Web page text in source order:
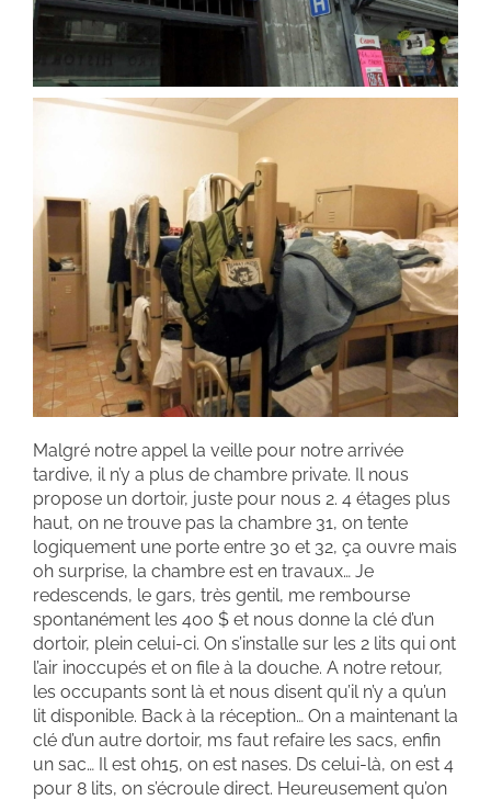
Malgré notre appel la veille pour notre arrivée
tardive, il n’y a plus de chambre private. Il nous
propose un dortoir, juste pour nous 2. 4 étages plus
haut, on ne trouve pas la chambre 31, on tente
logiquement une porte entre 30 et 32, ça ouvre mais
oh surprise, la chambre est en travaux… Je
redescends, le gars, très gentil, me rembourse
spontanément les 400 $ et nous donne la clé d’un
dortoir, plein celui-ci. On s’installe sur les 2 lits qui ont
l’air inoccupés et on file à la douche. A notre retour,
les occupants sont là et nous disent qu’il n’y a qu’un
lit disponible. Back à la réception… On a maintenant la
clé d’un autre dortoir, ms faut refaire les sacs, enfin
un sac… Il est 0h15, on est nases. Ds celui-là, on est 4
pour 8 lits, on s’écroule direct. Heureusement qu’on